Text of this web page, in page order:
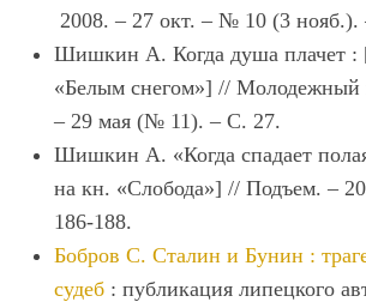
2008. – 27 окт. – № 10 (3 нояб.).
Шишкин А. Когда душа плачет :
«Белым снегом»] // Молодежный
– 29 мая (№ 11). – С. 27.
Шишкин А. «Когда спадает
на кн. «Слобода»] // Подъем. –
186-188.
Бобров С. Сталин и Бунин :
судеб : публикация липецкого